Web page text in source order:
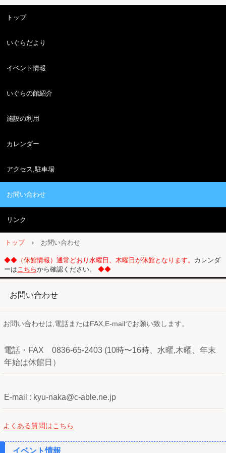
トップ
いぐらだより
イベント情報
いぐらの館紹介
施設の利用
カレンダー
アクセス,駐車場
お問い合わせ
リンク
トップ › お問い合わせ
◆◆（休館情報）通常どおり水曜日、木曜日が休館となります。 カレンダ
ーは こちらから確認ください。 ◆◆
お問い合わせ
お問い合わせは,電話またはFAX,E-mailでお願い致します。
電話・FAX 0836-65-2403 (10時〜16時、水曜,木曜、年末
年始は休館日）
E-mail : kyu-naka@c-able.ne.jp
よくある質問はこちら
イベント情報